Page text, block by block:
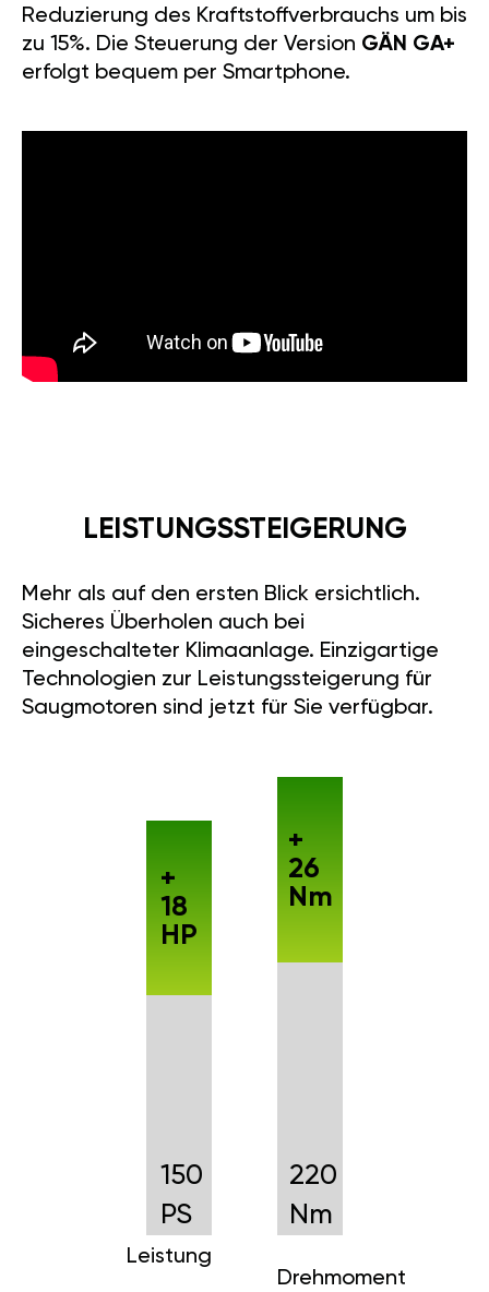
Reduzierung des Kraftstoffverbrauchs um bis
zu 15%. Die Steuerung der Version GÄN GA+
erfolgt bequem per Smartphone.
LEISTUNGSSTEIGERUNG
Mehr als auf den ersten Blick ersichtlich.
Sicheres Überholen auch bei
eingeschalteter Klimaanlage. Einzigartige
Technologien zur Leistungssteigerung für
Saugmotoren sind jetzt für Sie verfügbar.
150
PS
Leistung
+
18
HP
220
Nm
Drehmoment
+
26
Nm